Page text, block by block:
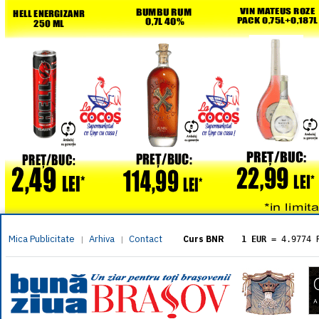
Mica Publicitate | Arhiva | Contact Curs BNR 1 EUR = 4.9774
= 5.8304
1 XAU= 464.4611
1 AED= 1.1933
1 AUD= 2.7957
1 BGN= 2.5449